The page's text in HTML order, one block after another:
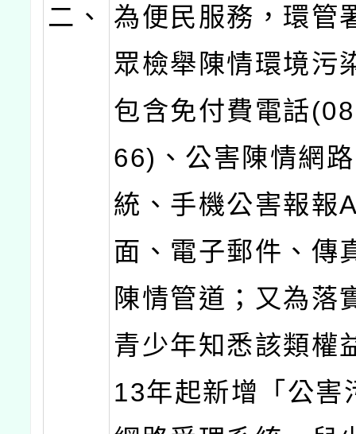
二、
為便民服務，環管
眾檢舉陳情環境污
包含免付費電話
66)、公害陳情網
統、手機公害報報
面、電子郵件、傳
陳情管道；又為落
青少年知悉該類權
13年起新增「公害